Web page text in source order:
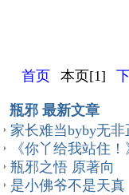
首页 本页[1]
瓶邪 最新文章
家长难当byby无
《你丫给我站住
瓶邪之悟 原著向
是小佛爷不是天